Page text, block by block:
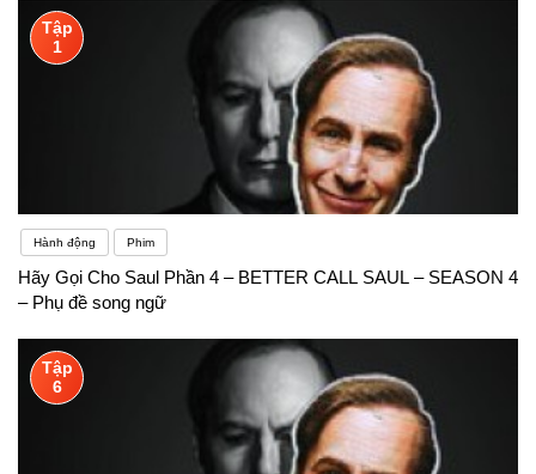
Tập
1
Hành động Phim
Hãy Gọi Cho Saul Phần 4 – BETTER CALL SAUL – SEASON 4
– Phụ đề song ngữ
Tập
6